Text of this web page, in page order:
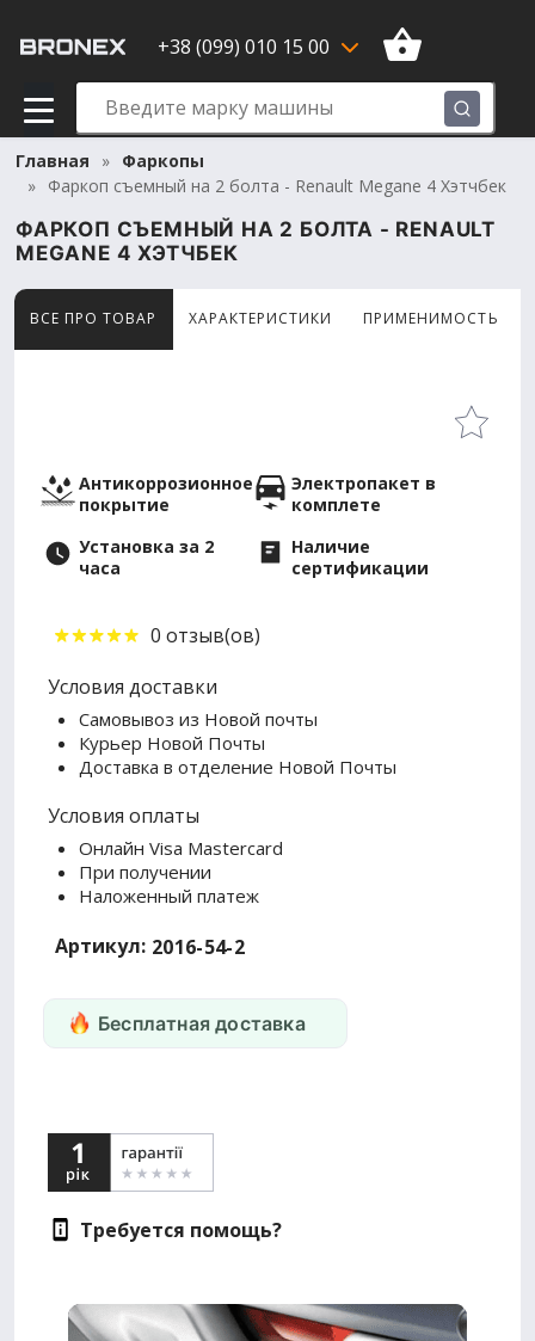
+38 (099) 010 15 00
Главная
Фаркопы
Фаркоп съемный на 2 болта - Renault Megane 4 Хэтчбек
ФАРКОП СЪЕМНЫЙ НА 2 БОЛТА - RENAULT
MEGANE 4 ХЭТЧБЕК
ВСЕ ПРО ТОВАР ХАРАКТЕРИСТИКИ ПРИМЕНИМОСТЬ
Товар просматривают сейчас 5 человек
Антикоррозионное
покрытие
Электропакет в
комплете
Установка за 2
часа
Наличие
сертификации
0 отзыв(ов)
Условия доставки
Самовывоз из Новой почты
Курьер Новой Почты
Доставка в отделение Новой Почты
Условия оплаты
Онлайн Visa Mastercard
При получении
Наложенный платеж
Артикул: 2016-54-2
Бесплатная доставка
Требуется помощь?